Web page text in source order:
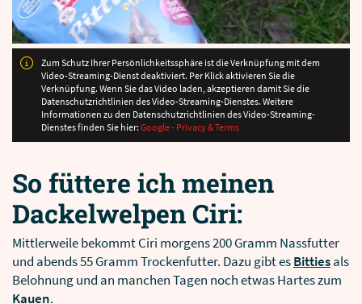
Zum Schutz Ihrer Persönlichkeitssphäre ist die Verknüpfung mit dem
Video-Streaming-Dienst deaktiviert. Per Klick aktivieren Sie die
Verknüpfung. Wenn Sie das Video laden, akzeptieren damit Sie die
Datenschutzrichtlinien des Video-Streaming-Dienstes. Weitere
Informationen zu den Datenschutzrichtlinien des Video-Streaming-
Dienstes finden Sie hier: Google - Privacy & Terms
So füttere ich meinen
Dackelwelpen Ciri:
Mittlerweile bekommt Ciri morgens 200 Gramm Nassfutter
und abends 55 Gramm Trockenfutter. Dazu gibt esBittiesals
Belohnung und an manchen Tagen noch etwas Hartes zum
Kauen.